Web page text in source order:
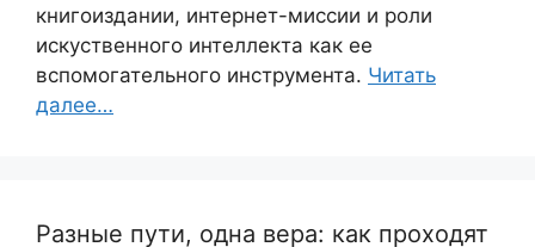
книгоиздании, интернет-миссии и роли
искуственного интеллекта как ее
вспомогательного инструмента. Читать
далее…
Разные пути, одна вера: как проходят